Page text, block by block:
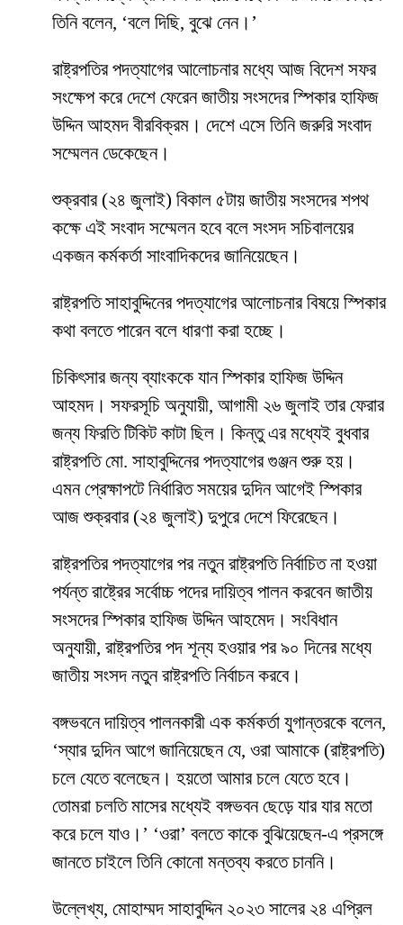
তিনি বলেন, ‘বলে দিছি, বুঝে নেন।’
রাষ্ট্রপতির পদত্যাগের আলোচনার মধ্যে আজ বিদেশ সফর
সংক্ষেপ করে দেশে ফেরেন জাতীয় সংসদের স্পিকার হাফিজ
উদ্দিন আহমদ বীরবিক্রম। দেশে এসে তিনি জরুরি সংবাদ
সম্মেলন ডেকেছেন।
শুক্রবার (২৪ জুলাই) বিকাল ৫টায় জাতীয় সংসদের শপথ
কক্ষে এই সংবাদ সম্মেলন হবে বলে সংসদ সচিবালয়ের
একজন কর্মকর্তা সাংবাদিকদের জানিয়েছেন।
রাষ্ট্রপতি সাহাবুদ্দিনের পদত্যাগের আলোচনার বিষয়ে স্পিকার
কথা বলতে পারেন বলে ধারণা করা হচ্ছে।
চিকিৎসার জন্য ব্যাংককে যান স্পিকার হাফিজ উদ্দিন
আহমদ। সফরসূচি অনুযায়ী, আগামী ২৬ জুলাই তার ফেরার
জন্য ফিরতি টিকিট কাটা ছিল। কিন্তু এর মধ্যেই বুধবার
রাষ্ট্রপতি মো. সাহাবুদ্দিনের পদত্যাগের গুঞ্জন শুরু হয়।
এমন প্রেক্ষাপটে নির্ধারিত সময়ের দুদিন আগেই স্পিকার
আজ শুক্রবার (২৪ জুলাই) দুপুরে দেশে ফিরেছেন।
রাষ্ট্রপতির পদত্যাগের পর নতুন রাষ্ট্রপতি নির্বাচিত না হওয়া
পর্যন্ত রাষ্ট্রের সর্বোচ্চ পদের দায়িত্ব পালন করবেন জাতীয়
সংসদের স্পিকার হাফিজ উদ্দিন আহমেদ। সংবিধান
অনুযায়ী, রাষ্ট্রপতির পদ শূন্য হওয়ার পর ৯০ দিনের মধ্যে
জাতীয় সংসদ নতুন রাষ্ট্রপতি নির্বাচন করবে।
বঙ্গভবনে দায়িত্ব পালনকারী এক কর্মকর্তা যুগান্তরকে বলেন,
‘স্যার দুদিন আগে জানিয়েছেন যে, ওরা আমাকে (রাষ্ট্রপতি)
চলে যেতে বলেছেন। হয়তো আমার চলে যেতে হবে।
তোমরা চলতি মাসের মধ্যেই বঙ্গভবন ছেড়ে যার যার মতো
করে চলে যাও।’ ‘ওরা’ বলতে কাকে বুঝিয়েছেন-এ প্রসঙ্গে
জানতে চাইলে তিনি কোনো মন্তব্য করতে চাননি।
উল্লেখ্য, মোহাম্মদ সাহাবুদ্দিন ২০২৩ সালের ২৪ এপ্রিল